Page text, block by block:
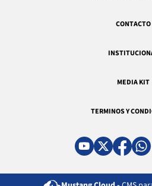
CONTACTO
MEDIA KIT
TERMINOS Y